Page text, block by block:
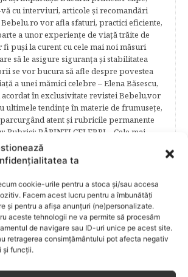
ta
cookie-urile pentru a stoca și/sau accesa
Facem acest lucru pentru a îmbunătăți
și pentru a afișa anunțuri (ne)personalizate.
aceste tehnologii ne va permite să procesăm
de navigare sau ID-uri unice pe acest site.
retragerea consimțământului pot afecta negativ
și funcții.
cu interviuri, articole şi recomandări
vor afla sfaturi, practici eficiente,
a unor experienţe de viaţă trăite de
fi puşi la curent cu cele mai noi măsuri
să le asigure siguranţa şi stabilitatea
se vor bucura să afle despre povestea
a unei mămici celebre – Elena Băsescu,
în exclusivitate revistei Bebelu,vor
ultimele tendinţe în materie de frumuseţe,
atent şi rubricile permanente
Rubrici: PĂRINŢI CELEBRI – Cele mai
mondene vor fi alături de tine
oferindu-ţi un sfat din experienţa lor
ŞI NAŞTEREA – este un capitol
de viaţă intrauterină. Vor fi prezentate
la simptomatologia primelor zile de
fătului pe parcursul celor nouă luni,
alimentaţie, sănătate, pregătire pentru
puteti găsi informaţii preţioase dedicate
postpartum. BEBELUŞUL ÎN PRIMUL
un capitol destinat îngrijirii sugarului.